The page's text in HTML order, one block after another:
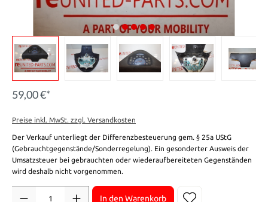
59,00 €*
Preise inkl. MwSt. zzgl. Versandkosten
Der Verkauf unterliegt der Differenzbesteuerung gem. § 25a UStG
(Gebrauchtgegenstände/Sonderregelung). Ein gesonderter Ausweis der
Umsatzsteuer bei gebrauchten oder wiederaufbereiteten Gegenständen
wird deshalb nicht vorgenommen.
In den Warenkorb